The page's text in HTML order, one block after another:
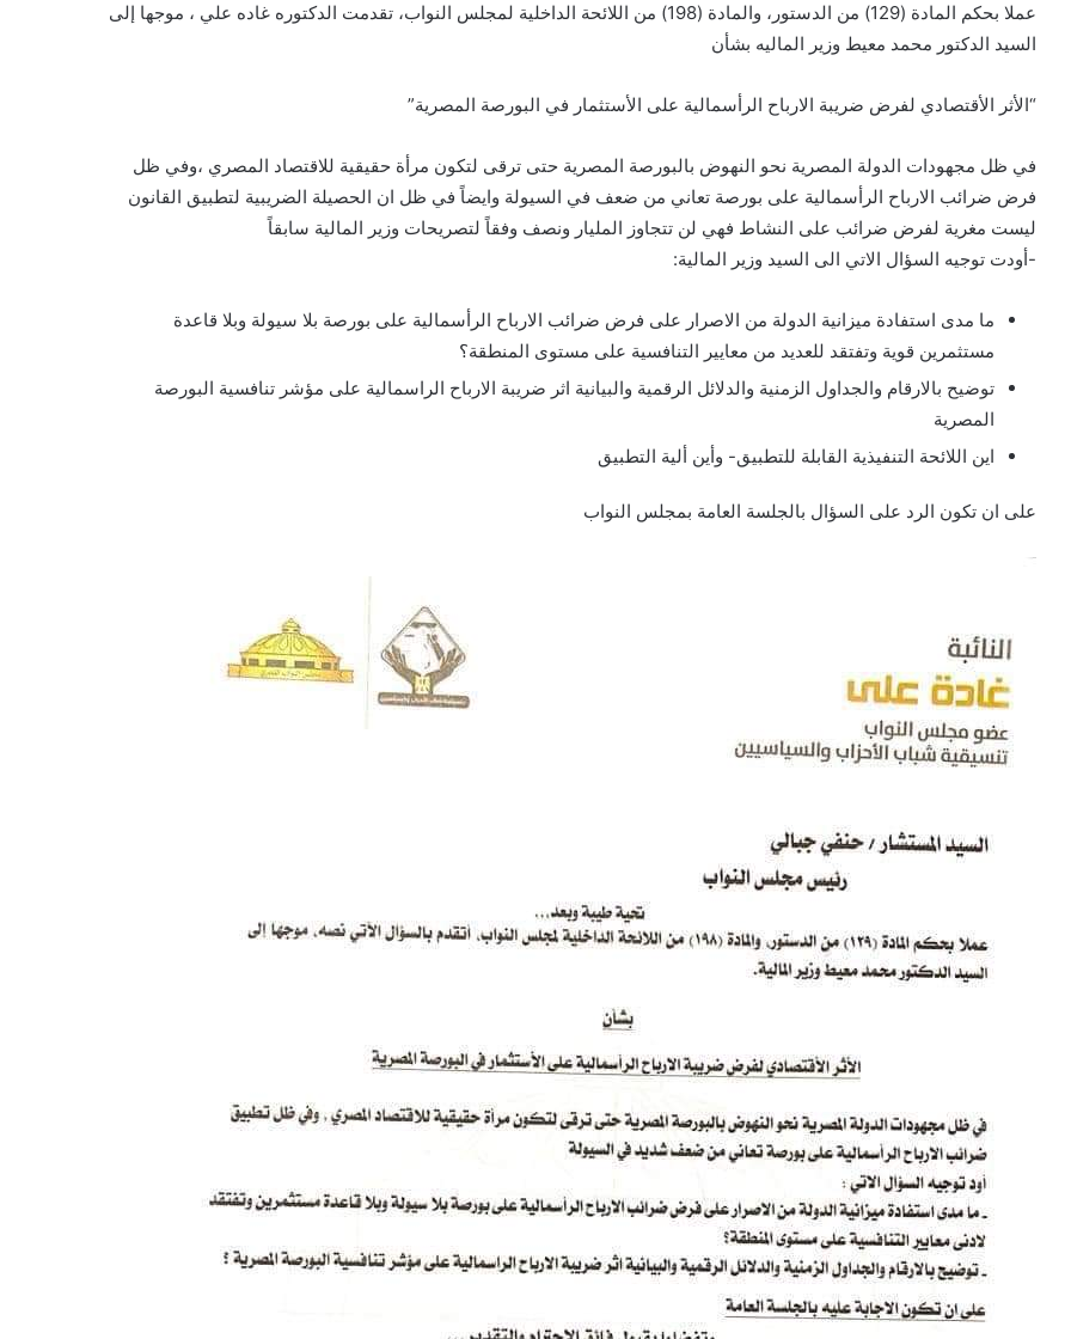
عملا بحكم المادة (129) من الدستور، والمادة (198) من اللائحة الداخلية لمجلس النواب، تقدمت الدكتوره غاده علي ، موجها إلى
السيد الدكتور محمد معيط وزير الماليه بشأن
“الأثر الأقتصادي لفرض ضريبة الارباح الرأسمالية على الأستثمار في البورصة المصرية”
في ظل مجهودات الدولة المصرية نحو النهوض بالبورصة المصرية حتى ترقى لتكون مرأة حقيقية للاقتصاد المصري ،وفي ظل
فرض ضرائب الارباح الرأسمالية على بورصة تعاني من ضعف في السيولة وايضاً في ظل ‎ان الحصيلة الضريبية لتطبيق القانون
ليست مغرية لفرض ضرائب على النشاط فهي لن تتجاوز المليار ونصف وفقاً لتصريحات وزير المالية سابقاً
-أودت توجيه السؤال الاتي الى السيد وزير المالية:
ما مدى استفادة ميزانية الدولة من الاصرار على فرض ضرائب الارباح الرأسمالية على بورصة بلا سيولة وبلا قاعدة
مستثمرين قوية وتفتقد للعديد من معايير التنافسية على مستوى المنطقة؟
توضيح بالارقام والجداول الزمنية والدلائل الرقمية والبيانية اثر ضريبة الارباح الراسمالية على مؤشر تنافسية البورصة
المصرية
اين اللائحة التنفيذية القابلة للتطبيق- وأين ألية التطبيق
على ان تكون الرد على السؤال بالجلسة العامة بمجلس النواب